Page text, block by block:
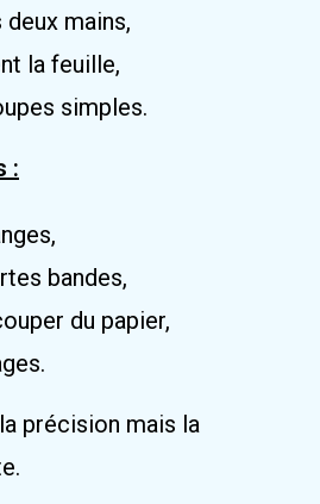
mains,
la feuille,
simples.
:
bandes,
du papier,
précision mais la